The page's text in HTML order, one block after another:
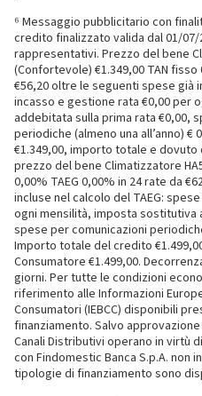
⁶ Messaggio pubblicitario con
credito finalizzato valida dal 01/
rappresentativi. Prezzo del bene
(Confortevole) €1.349,00 TAN fisso
€56,20 oltre le seguenti spese già
incasso e gestione rata €0,00 per
addebitata sulla prima rata €0,00,
periodiche (almeno una all’anno)
€1.349,00, importo totale e dovuto
prezzo del bene Climatizzatore
0,00% TAEG 0,00% in 24 rate da
incluse nel calcolo del TAEG:
ogni mensilità, imposta sostitutiva
spese per comunicazioni
Importo totale del credito
Consumatore €1.499,00.
giorni. Per tutte le condizioni
riferimento alle Informazioni
Consumatori (IEBCC) disponibili
finanziamento. Salvo
Canali Distributivi operano in virtù
con Findomestic Banca S.p.A. non
tipologie di finanziamento sono